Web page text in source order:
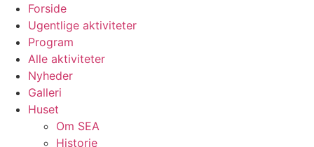
Videre
indhold
Forside
Ugentlige aktiviteter
Program
Alle aktiviteter
Nyheder
Galleri
Huset
Om SEA
Historie